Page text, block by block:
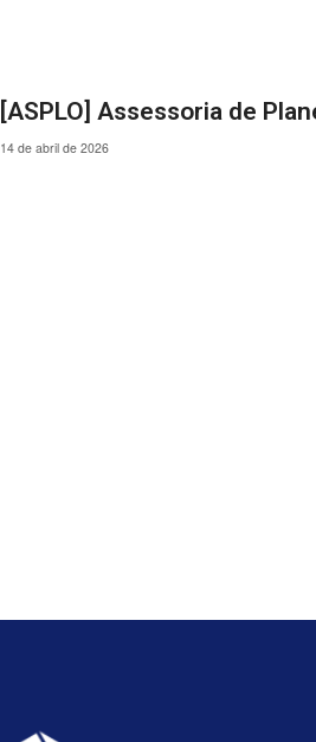
[ASPLO] Assessoria de
14 de abril de 2026